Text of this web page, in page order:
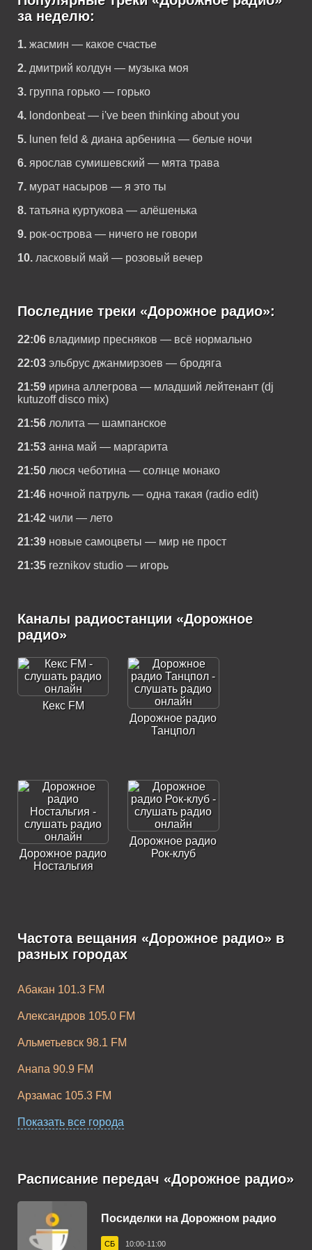
за неделю:
1. жасмин — какое счастье
2. дмитрий колдун — музыка моя
3. группа горько — горько
4. londonbeat — i've been thinking about you
5. lunen feld & диана арбенина — белые ночи
6. ярослав сумишевский — мята трава
7. мурат насыров — я это ты
8. татьяна куртукова — алёшенька
9. рок-острова — ничего не говори
10. ласковый май — розовый вечер
Последние треки «Дорожное радио»:
22:06 владимир пресняков — всё нормально
22:03 эльбрус джанмирзоев — бродяга
21:59 ирина аллегрова — младший лейтенант (dj
kutuzoff disco mix)
21:56 лолита — шампанское
21:53 анна май — маргарита
21:50 люся чеботина — солнце монако
21:46 ночной патруль — одна такая (radio edit)
21:42 чили — лето
21:39 новые самоцветы — мир не прост
21:35 reznikov studio — игорь
Каналы радиостанции «Дорожное
радио»
Кекс FM
Дорожное радио
Танцпол
Дорожное радио
Ностальгия
Дорожное радио
Рок-клуб
Частота вещания «Дорожное радио» в
разных городах
Абакан 101.3 FM
Александров 105.0 FM
Альметьевск 98.1 FM
Анапа 90.9 FM
Арзамас 105.3 FM
Армавир 96.1 FM
Асбест 99.1 FM
Астрахань 106.0 FM
Ачинск 107.0 FM
Показать все города
Расписание передач «Дорожное радио»
Посиделки на Дорожном радио
СБ 10:00-11:00